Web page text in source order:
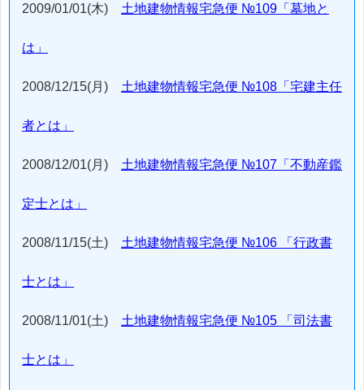
2009/01/01(木) 土地建物情報宅急便 №109「墓地と
は」
2008/12/15(月) 土地建物情報宅急便 №108「宅建主任
者とは」
2008/12/01(月) 土地建物情報宅急便 №107「不動産鑑
定士とは」
2008/11/15(土) 土地建物情報宅急便 №106 「行政書
士とは」
2008/11/01(土) 土地建物情報宅急便 №105 「司法書
士とは」